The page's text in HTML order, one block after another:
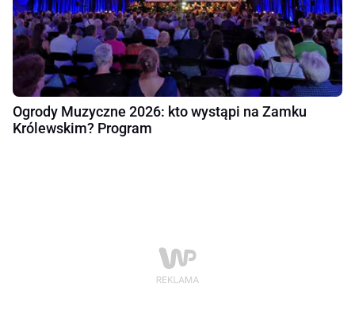
Ogrody Muzyczne 2026: kto wystąpi na Zamku
Królewskim? Program